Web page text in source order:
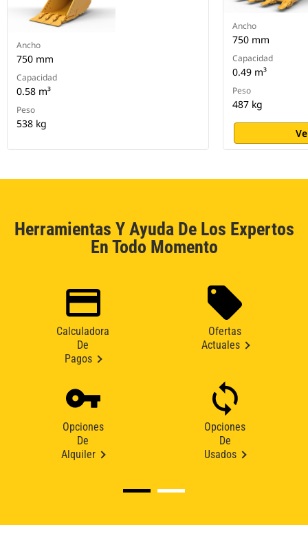
Ancho
750 mm
Capacidad
0.58 m³
Peso
538 kg
Ancho
750 mm
Capacidad
0.49 m³
Peso
487 kg
Herramientas Y Ayuda De Los Expertos
En Todo Momento
Calculadora
De
Pagos
Ofertas
Actuales
Opciones
De
Alquiler
Opciones
De
Usados